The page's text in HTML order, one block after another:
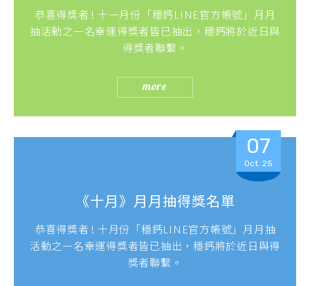
恭喜得獎者 ! 十一月份「穩鈣LINE官方帳號」月月
抽活動之一名幸運得獎者皆已抽出，穩鈣將於近日與
得獎者聯繫。
more
07
Oct. 25
《十月》月月抽得獎名單
恭喜得獎者 ! 十月份「穩鈣LINE官方帳號」月月抽
活動之一名幸運得獎者皆已抽出，穩鈣將於近日與得
獎者聯繫。